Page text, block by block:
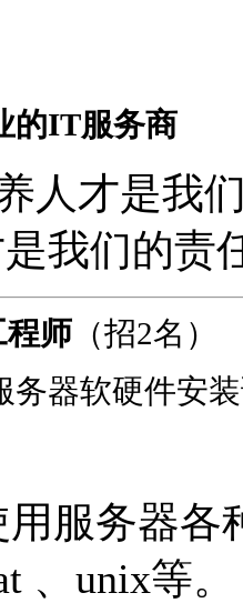
的IT服务商
人才是我
是我们的
程师 （招2名）
务器软硬件安
服务器各
、unix等。